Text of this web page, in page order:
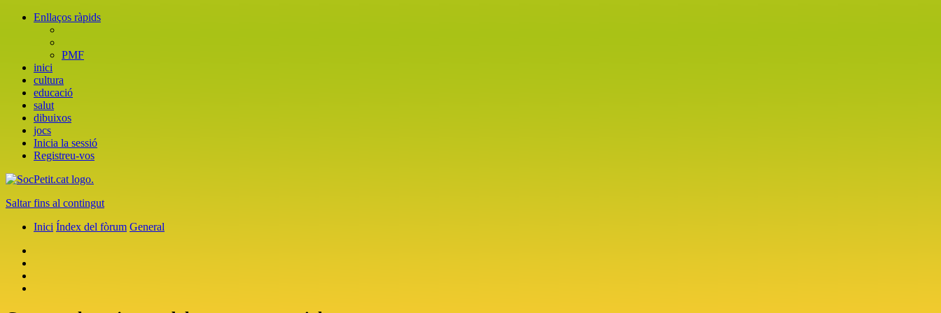
Enllaços ràpids
PMF
inici
cultura
educació
salut
dibuixos
jocs
Inicia la sessió
Registreu-vos
Saltar fins al contingut
Inici Índex del fòrum General